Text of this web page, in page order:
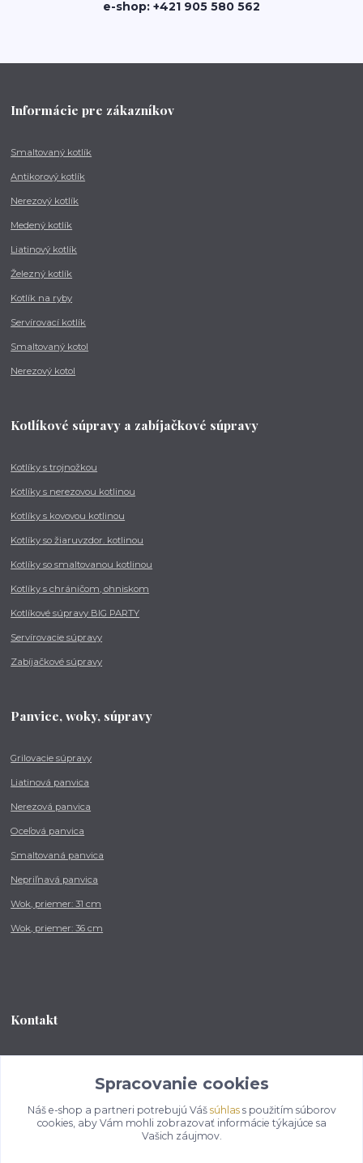
e-shop: +421 905 580 562
Informácie pre zákazníkov
Smaltovaný kotlík
Antikorový kotlík
Nerezový kotlík
Medený kotlík
Liatinový kotlík
Železný kotlík
Kotlík na ryby
Servírovací kotlík
Smaltovaný kotol
Nerezový kotol
Kotlíkové súpravy a zabíjačkové súpravy
Kotlíky s trojnožkou
Kotlíky s nerezovou kotlinou
Kotlíky s kovovou kotlinou
Kotlíky so žiaruvzdor. kotlinou
Kotlíky so smaltovanou kotlinou
Kotlíky s chráničom, ohniskom
Kotlíkové súpravy BIG PARTY
Servírovacie súpravy
Zabíjačkové súpravy
Panvice, woky, súpravy
Grilovacie súpravy
Liatinová panvica
Nerezová panvica
Oceľová panvica
Smaltovaná panvica
Nepriľnavá panvica
Wok, priemer: 31 cm
Wok, priemer: 36 cm
Kontakt
od 8:00 - do 16:00 hod
info@kotlikovesupravy.sk
Spracovanie cookies
Náš e-shop a partneri potrebujú Váš súhlass použitím súborov
cookies, aby Vám mohli zobrazovať informácie týkajúce sa
Vašich záujmov.